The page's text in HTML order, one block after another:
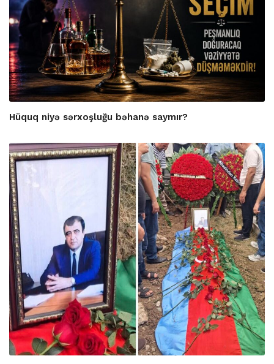
Hüquq niyə sərxoşluğu bəhanə saymır?